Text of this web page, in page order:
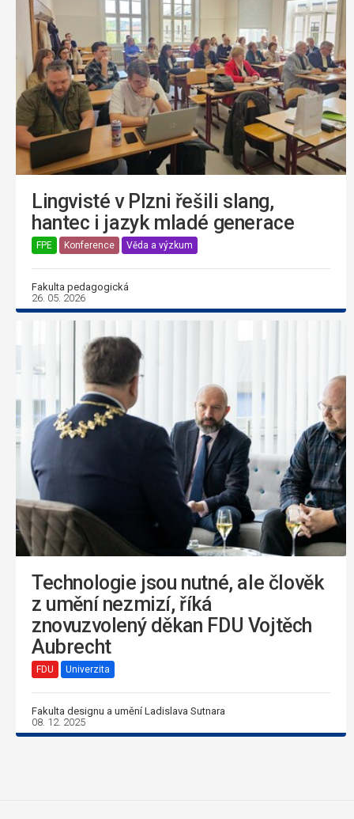
Lingvisté v Plzni řešili slang,
hantec i jazyk mladé generace
FPE Konference Věda a výzkum
Fakulta pedagogická
26. 05. 2026
Technologie jsou nutné, ale člověk
z umění nezmizí, říká
znovuzvolený děkan FDU Vojtěch
Aubrecht
FDU Univerzita
Fakulta designu a umění Ladislava Sutnara
08. 12. 2025